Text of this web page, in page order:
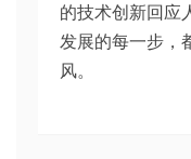
的技术创新回应
发展的每一步，
风。